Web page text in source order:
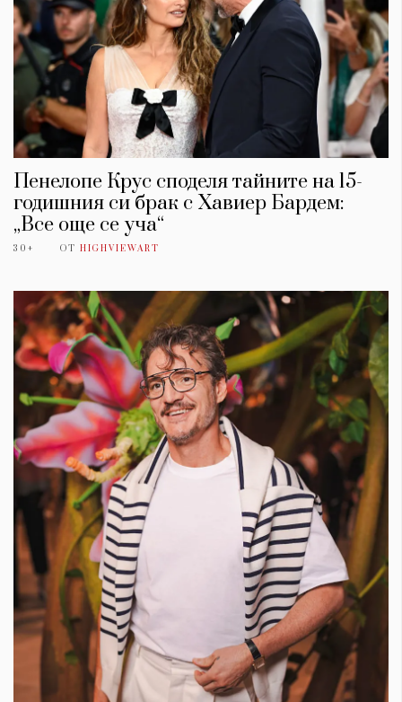
Пенелопе Крус споделя тайните на 15-
годишния си брак с Хавиер Бардем:
„Все още се уча“
30+ ОТ HIGHVIEWART